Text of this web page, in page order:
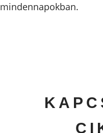
mindennapokban.